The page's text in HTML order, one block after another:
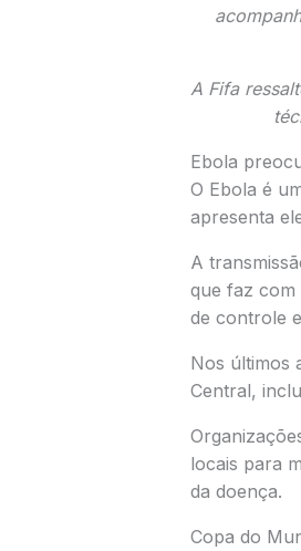
A Fifa
Ebola
O Ebola é
apresenta
A
que faz com
de controle
Nos últimos
Central,
locais para
da doença.
Copa do